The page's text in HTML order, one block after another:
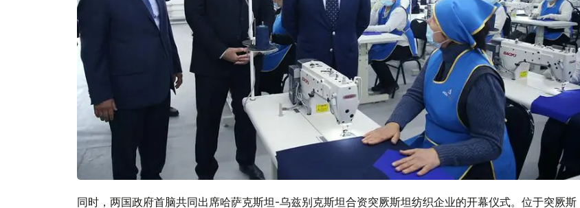
同时，两国政府首脑共同出席哈萨克斯坦-乌兹别克斯坦合资突厥斯坦纺织企业的开幕仪式。位于突厥斯